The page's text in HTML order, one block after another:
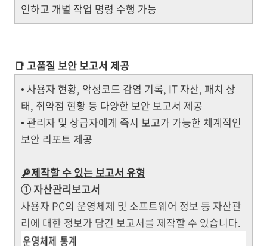
인하고 개별 작업 명령 수행 가능
📑 고품질 보안 보고서 제공
• 사용자 현황, 악성코드 감염 기록, IT 자산, 패치 상
태, 취약점 현황 등 다양한 보안 보고서 제공
• 관리자 및 상급자에게 즉시 보고가 가능한 체계적인
보안 리포트 제공
🔎제작할 수 있는 보고서 유형
① 자산관리보고서
사용자 PC의 운영체제 및 소프트웨어 정보 등 자산관
리에 대한 정보가 담긴 보고서를 제작할 수 있습니다.